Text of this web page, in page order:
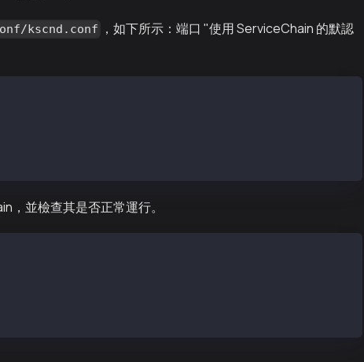
kscnd.conf
，如下所示：端口 "使用 ServiceChain 的默認
，並檢查其是否正常運行。